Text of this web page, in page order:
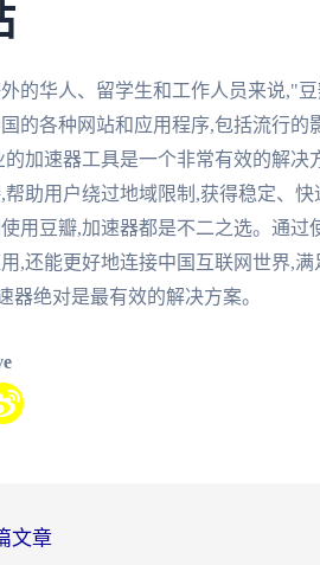
的华人、留学生和工作人员来说,"
的各种网站和应用程序,包括流行
的加速器工具是一个非常有效的解
帮助用户绕过地域限制,获得稳定、
用豆瓣,加速器都是不二之选。通
,还能更好地连接中国互联网世界,
器绝对是最有效的解决方案。
文章